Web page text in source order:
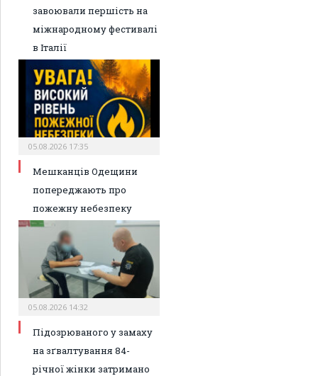
завоювали першість на
міжнародному фестивалі
в Італії
05.08.2026 17:35
Мешканців Одещини
попереджають про
пожежну небезпеку
05.08.2026 14:32
Підозрюваного у замаху
на зґвалтування 84-
річної жінки затримано